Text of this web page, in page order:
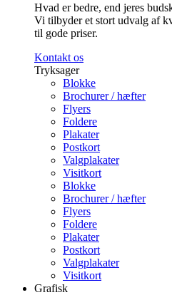
Hvad er bedre, end jeres
Vi tilbyder et stort udvalg af
til gode priser.
Kontakt os
Tryksager
Blokke
Brochurer / hæfter
Flyers
Foldere
Plakater
Postkort
Valgplakater
Visitkort
Blokke
Brochurer / hæfter
Flyers
Foldere
Plakater
Postkort
Valgplakater
Visitkort
Grafisk